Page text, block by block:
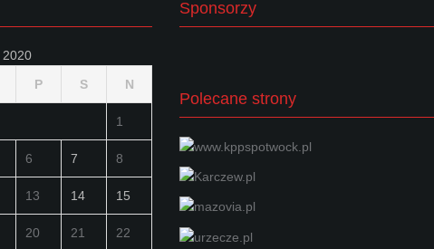
2020
P S N
1
6 7 8
13 14 15
20 21 22
Sponsorzy
Polecane strony